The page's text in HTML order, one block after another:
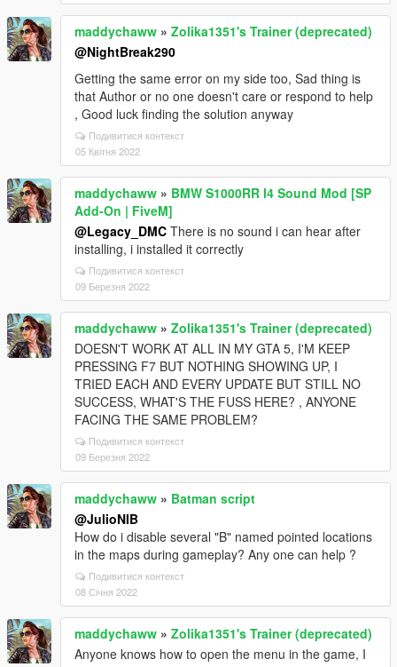
maddychaww » Zolika1351's Trainer (deprecated)
@NightBreak290
Getting the same error on my side too, Sad thing is
that Author or no one doesn't care or respond to help
, Good luck finding the solution anyway
Подивитися контекст
05 Квітня 2022
maddychaww » BMW S1000RR I4 Sound Mod [SP
Add-On | FiveM]
@Legacy_DMC There is no sound i can hear after
installing, i installed it correctly
Подивитися контекст
09 Березня 2022
maddychaww » Zolika1351's Trainer (deprecated)
DOESN'T WORK AT ALL IN MY GTA 5, I'M KEEP
PRESSING F7 BUT NOTHING SHOWING UP, I
TRIED EACH AND EVERY UPDATE BUT STILL NO
SUCCESS, WHAT'S THE FUSS HERE? , ANYONE
FACING THE SAME PROBLEM?
Подивитися контекст
09 Березня 2022
maddychaww » Batman script
@JulioNIB
How do i disable several "B" named pointed locations
in the maps during gameplay? Any one can help ?
Подивитися контекст
08 Січня 2022
maddychaww » Zolika1351's Trainer (deprecated)
Anyone knows how to open the menu in the game, I